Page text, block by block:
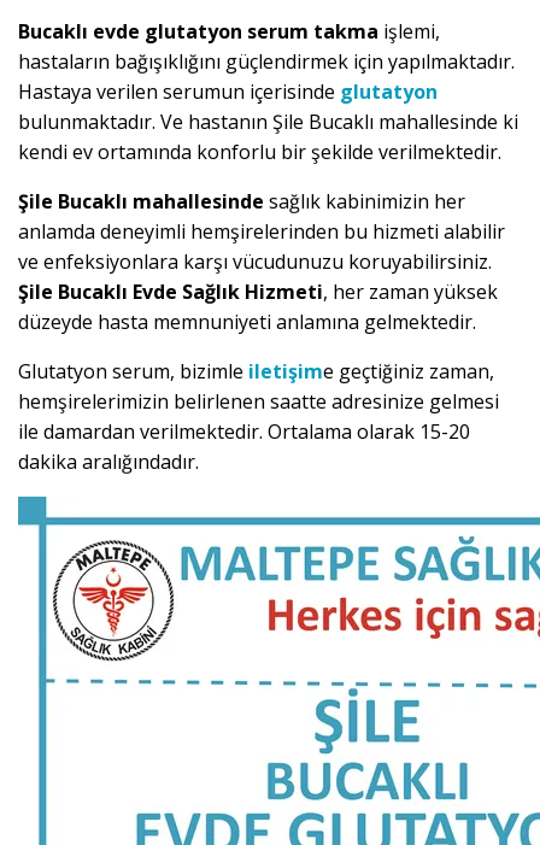
Bucaklı evde glutatyon serum takma işlemi,
hastaların bağışıklığını güçlendirmek için yapılmaktadır.
Hastaya verilen serumun içerisinde glutatyon
bulunmaktadır. Ve hastanın Şile Bucaklı mahallesinde ki
kendi ev ortamında konforlu bir şekilde verilmektedir.
Şile Bucaklı mahallesinde sağlık kabinimizin her
anlamda deneyimli hemşirelerinden bu hizmeti alabilir
ve enfeksiyonlara karşı vücudunuzu koruyabilirsiniz.
Şile Bucaklı Evde Sağlık Hizmeti, her zaman yüksek
düzeyde hasta memnuniyeti anlamına gelmektedir.
Glutatyon serum, bizimle iletişime geçtiğiniz zaman,
hemşirelerimizin belirlenen saatte adresinize gelmesi
ile damardan verilmektedir. Ortalama olarak 15-20
dakika aralığındadır.